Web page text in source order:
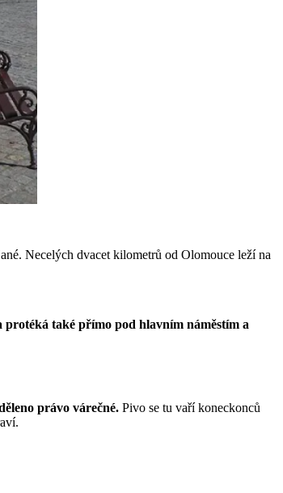
Necelých dvacet kilometrů od Olomouce leží na
protéká také přímo pod hlavním náměstím a
právo várečné. Pivo se tu vaří koneckonců